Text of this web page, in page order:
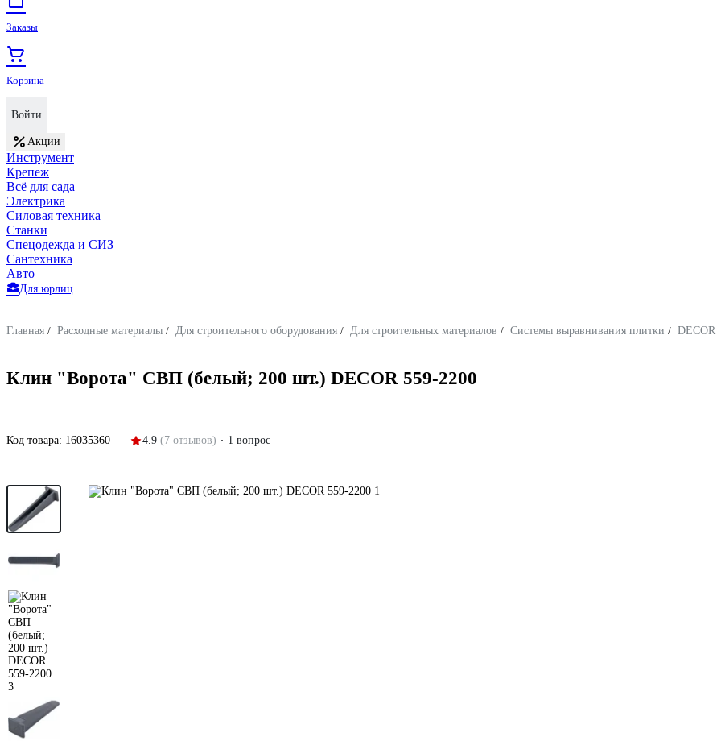
Заказы
Корзина
Войти
Акции
Инструмент
Крепеж
Всё для сада
Электрика
Силовая техника
Станки
Спецодежда и СИЗ
Сантехника
Авто
Для юрлиц
Главная / Расходные материалы / Для строительного оборудования / Для строительных материалов / Системы выравнивания плитки / DECOR
Клин "Ворота" СВП (белый; 200 шт.) DECOR 559-2200
Код товара: 16035360 4.9 (7 отзывов) 1 вопрос